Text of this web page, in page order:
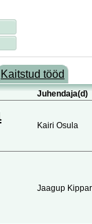
Kaitstud tööd
Juhendaja(d)
Kairi Osula
Jaagup Kippar